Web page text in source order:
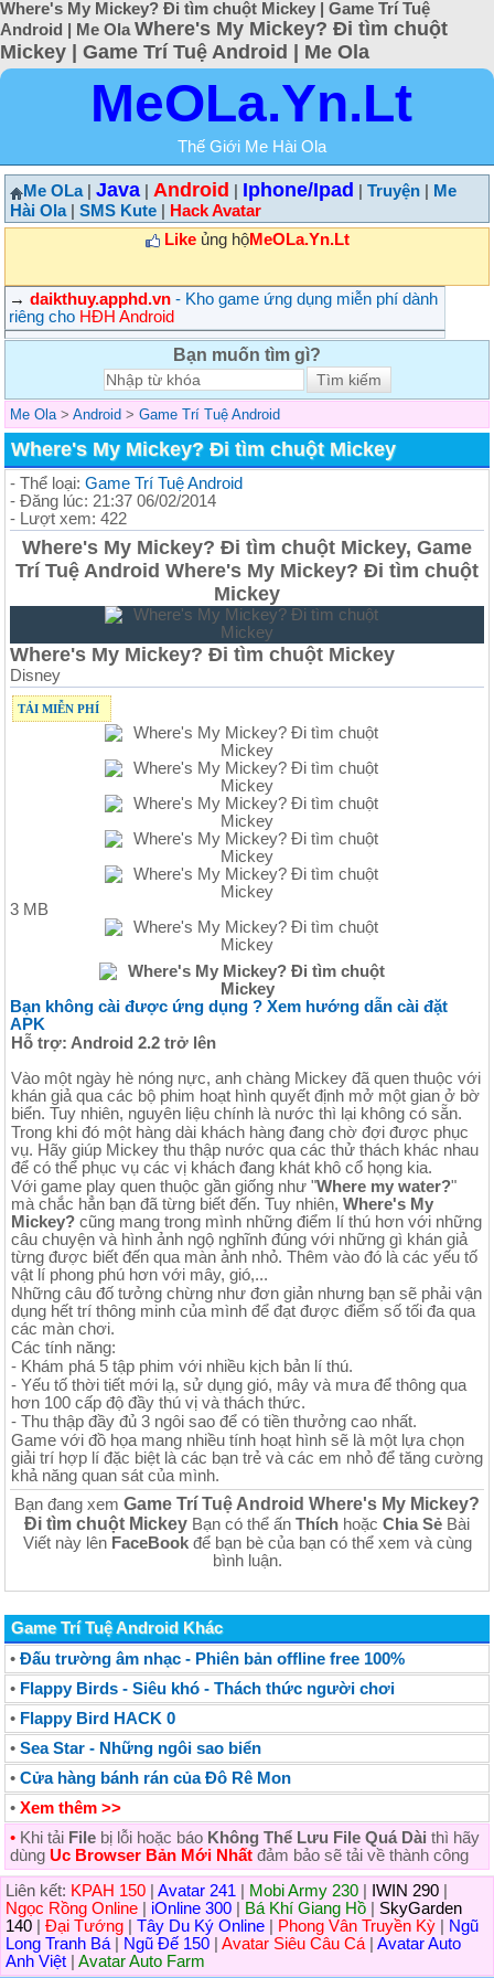
Where's My Mickey? Đi tìm chuột Mickey | Game Trí Tuệ
Android | Me Ola Where's My Mickey? Đi tìm chuột
Mickey | Game Trí Tuệ Android | Me Ola
MeOLa.Yn.Lt
Thế Giới Me Hài Ola
Me OLa| Java Android Iphone/Ipad Truyện
Me
Hài Ola| SMS Kute
Hack Avatar
Likeủng hộMeOLa.Yn.Lt
→ daikthuy.apphd.vn - Kho game ứng dụng miễn phí dành
riêng cho HĐH Android
Bạn muốn tìm gì?
Me Ola > Android > Game Trí Tuệ Android
Where's My Mickey? Đi tìm chuột Mickey
- Thể loại: Game Trí Tuệ Android
- Đăng lúc: 21:37 06/02/2014
- Lượt xem: 422
Where's My Mickey? Đi tìm chuột Mickey, Game
Trí Tuệ Android Where's My Mickey? Đi tìm chuột
Mickey
Where's My Mickey? Đi tìm chuột Mickey
Disney
TẢI MIỄN PHÍ
3 MB
Bạn không cài được ứng dụng ? Xem hướng dẫn cài đặt
APK
Hỗ trợ: Android 2.2 trở lên
Vào một ngày hè nóng nực, anh chàng Mickey đã quen thuộc với
khán giả qua các bộ phim hoạt hình quyết định mở một gian ở bờ
biển. Tuy nhiên, nguyên liệu chính là nước thì lại không có sẵn.
Trong khi đó một hàng dài khách hàng đang chờ đợi được phục
vụ. Hãy giúp Mickey thu thập nước qua các thử thách khác nhau
để có thể phục vụ các vị khách đang khát khô cổ họng kia.
Với game play quen thuộc gần giống như "Where my water?"
mà chắc hẳn bạn đã từng biết đến. Tuy nhiên, Where's My
Mickey? cũng mang trong mình những điểm lí thú hơn với những
câu chuyện và hình ảnh ngộ nghĩnh đúng với những gì khán giả
từng được biết đến qua màn ảnh nhỏ. Thêm vào đó là các yếu tố
vật lí phong phú hơn với mây, gió,...
Những câu đố tưởng chừng như đơn giản nhưng bạn sẽ phải vận
dụng hết trí thông minh của mình để đạt được điểm số tối đa qua
các màn chơi.
Các tính năng:
- Khám phá 5 tập phim với nhiều kịch bản lí thú.
- Yếu tố thời tiết mới lạ, sử dụng gió, mây và mưa để thông qua
hơn 100 cấp độ đầy thú vị và thách thức.
- Thu thập đầy đủ 3 ngôi sao để có tiền thưởng cao nhất.
Game với đồ họa mang nhiều tính hoạt hình sẽ là một lựa chọn
giải trí hợp lí đặc biệt là các bạn trẻ và các em nhỏ để tăng cường
khả năng quan sát của mình.
Bạn đang xem Game Trí Tuệ Android Where's My Mickey?
Đi tìm chuột Mickey Bạn có thể ấn Thích hoặc Chia Sẻ Bài
Viết này lên FaceBookđể bạn bè của bạn có thể xem và cùng
bình luận.
Game Trí Tuệ Android Khác
• Đấu trường âm nhạc - Phiên bản offline free 100%
• Flappy Birds - Siêu khó - Thách thức người chơi
• Flappy Bird HACK 0
• Sea Star - Những ngôi sao biển
• Cửa hàng bánh rán của Đô Rê Mon
• Xem thêm >>
• Khi tải File bị lỗi hoặc báo Không Thể Lưu File Quá Dài thì hãy
dùng Uc Browser Bản Mới Nhất đảm bảo sẽ tải về thành công
Liên kết: KPAH 150 Avatar 241 Mobi Army 230 IWIN 290
Ngọc Rồng Online
iOnline 300 Bá Khí Giang Hồ
SkyGarden
140
Đại Tướng Tây Du Ký Online Phong Vân Truyền Kỳ
Ngũ
Long Tranh Bá
Ngũ Đế 150 Avatar Siêu Câu Cá
Avatar Auto
Anh Việt
Avatar Auto Farm